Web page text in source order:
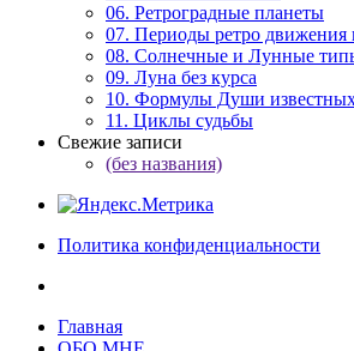
06. Ретроградные планеты
07. Периоды ретро движения
08. Солнечные и Лунные
09. Луна без курса
10. Формулы Души
11. Циклы судьбы
Свежие записи
(без названия)
Политика конфиденциальности
Главная